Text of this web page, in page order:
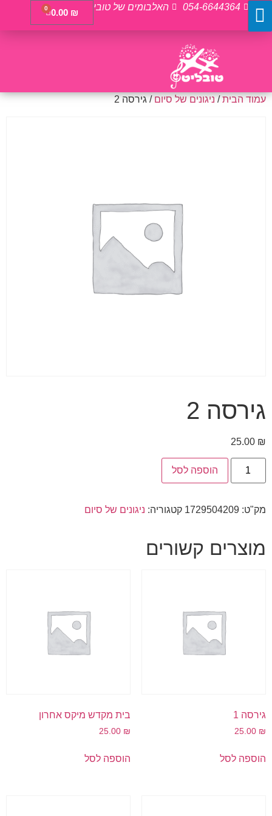
054-6644364 האלבומים של טובי
0.00 ₪
0
עמוד הבית/ניגונים של סיום/ גירסה 2
גירסה 2
25.00 ₪
הוספה לסל
מק"ט: 1729504209 קטגוריה: ניגונים של סיום
מוצרים קשורים
גירסה 1
25.00 ₪
הוספה לסל
בית מקדש מיקס אחרון
25.00 ₪
הוספה לסל